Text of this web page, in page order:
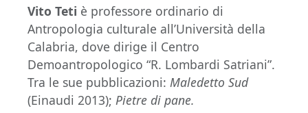
Vito Teti è professore ordinario di
Antropologia culturale all’Università della
Calabria, dove dirige il Centro
Demoantropologico “R. Lombardi Satriani”.
Tra le sue pubblicazioni: Maledetto Sud
(Einaudi 2013); Pietre di pane.